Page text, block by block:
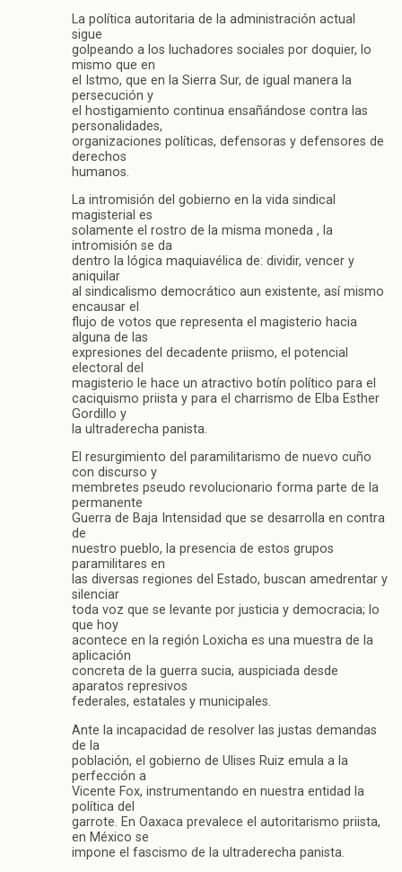
La política autoritaria de la administración actual
sigue
golpeando a los luchadores sociales por doquier, lo
mismo que en
el Istmo, que en la Sierra Sur, de igual manera la
persecución y
el hostigamiento continua ensañándose contra las
personalidades,
organizaciones políticas, defensoras y defensores de
derechos
humanos.
La intromisión del gobierno en la vida sindical
magisterial es
solamente el rostro de la misma moneda , la
intromisión se da
dentro la lógica maquiavélica de: dividir, vencer y
aniquilar
al sindicalismo democrático aun existente, así mismo
encausar el
flujo de votos que representa el magisterio hacia
alguna de las
expresiones del decadente priismo, el potencial
electoral del
magisterio le hace un atractivo botín político para el
caciquismo priista y para el charrismo de Elba Esther
Gordillo y
la ultraderecha panista.
El resurgimiento del paramilitarismo de nuevo cuño
con discurso y
membretes pseudo revolucionario forma parte de la
permanente
Guerra de Baja Intensidad que se desarrolla en contra
de
nuestro pueblo, la presencia de estos grupos
paramilitares en
las diversas regiones del Estado, buscan amedrentar y
silenciar
toda voz que se levante por justicia y democracia; lo
que hoy
acontece en la región Loxicha es una muestra de la
aplicación
concreta de la guerra sucia, auspiciada desde
aparatos represivos
federales, estatales y municipales.
Ante la incapacidad de resolver las justas demandas
de la
población, el gobierno de Ulises Ruiz emula a la
perfección a
Vicente Fox, instrumentando en nuestra entidad la
política del
garrote. En Oaxaca prevalece el autoritarismo priista,
en México se
impone el fascismo de la ultraderecha panista.